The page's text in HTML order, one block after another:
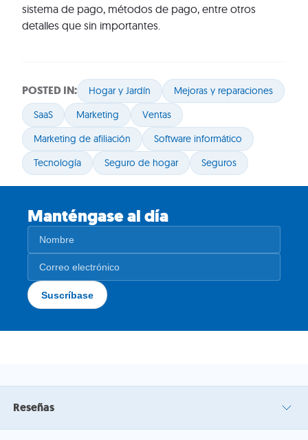
sistema de pago, métodos de pago, entre otros
detalles que sin importantes.
POSTED IN: Hogar y Jardín
Mejoras y reparaciones
SaaS
Marketing
Ventas
Marketing de afiliación
Software informático
Tecnología
Seguro de hogar Seguros
Manténgase al día
Reseñas